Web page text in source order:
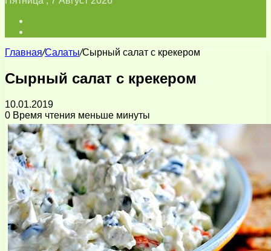
Главная/Салаты/Сырный салат с крекером
Сырный салат с крекером
10.01.2019
0 Время чтения меньше минуты